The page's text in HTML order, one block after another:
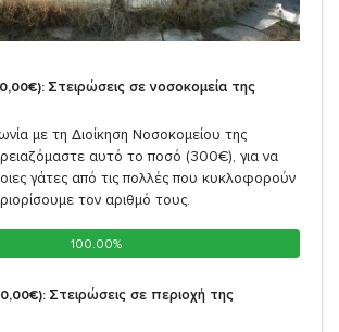
Στειρώσεις σε νοσοκομεία της
με τη Διοίκηση Νοσοκομείου της
αυτό το ποσό (300€), για να
γάτες από τις πολλές που κυκλοφορούν
τον αριθμό τους.
100.00%
100.00%
Στειρώσεις σε περιοχή της